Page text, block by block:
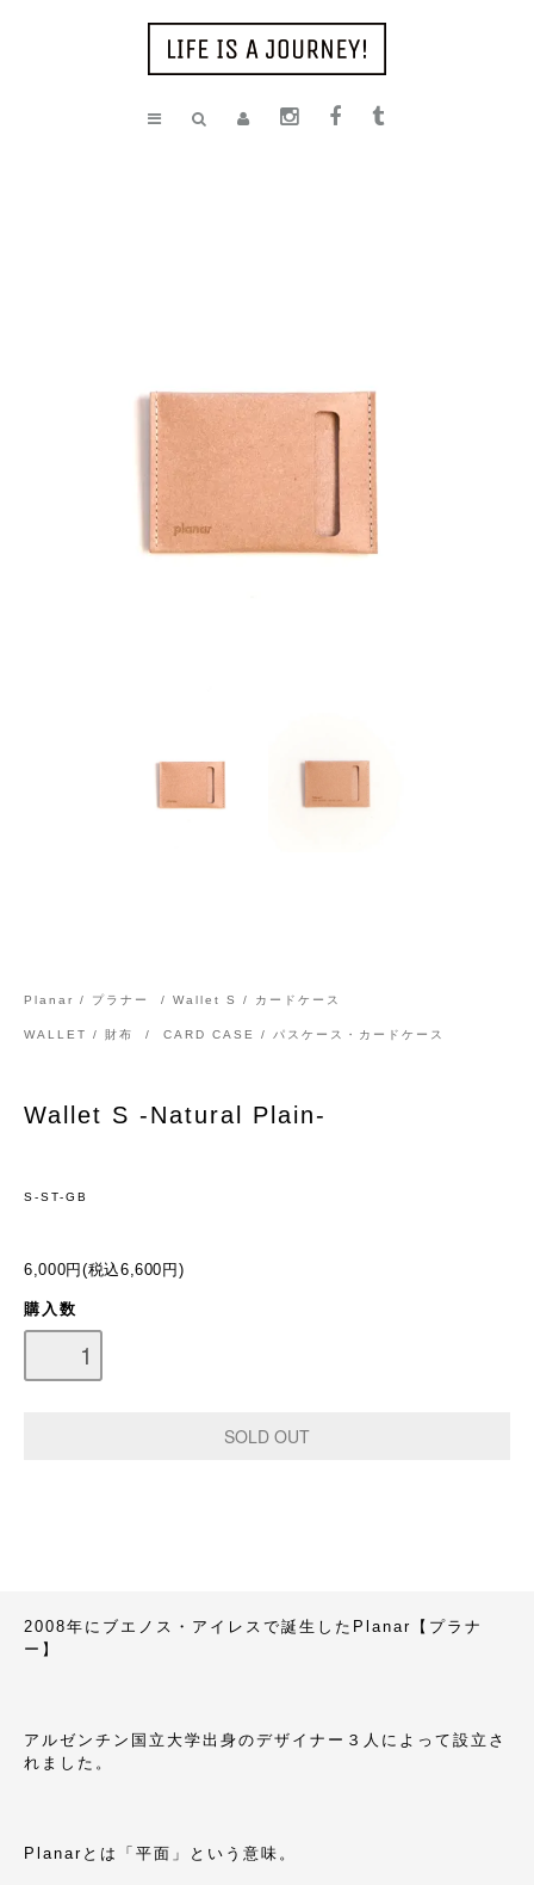
Planar / プラナー / Wallet S / カードケース
WALLET / 財布 / CARD CASE / パスケース・カードケース
Wallet S -Natural Plain-
S-ST-GB
6,000円(税込6,600円)
購入数
2008年にブエノス・アイレスで誕生したPlanar【プラナ
ー】
アルゼンチン国立大学出身のデザイナー３人によって設立さ
れました。
Planarとは「平面」という意味。